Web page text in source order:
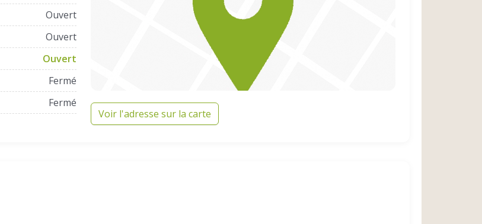
Ouvert
Ouvert
Ouvert
Fermé
Fermé
Voir l'adresse sur la carte